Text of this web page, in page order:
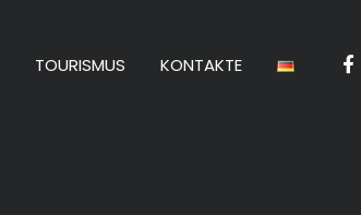
TOURISMUS KONTAKTE